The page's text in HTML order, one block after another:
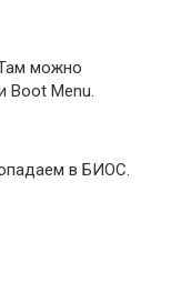
можно
Boot Menu.
в БИОС.